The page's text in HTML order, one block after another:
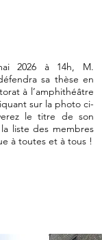
2026 à 14h, M.
sa thèse en
à l’amphithéâtre
sur la photo ci-
le titre de son
liste des membres
à toutes et à tous !